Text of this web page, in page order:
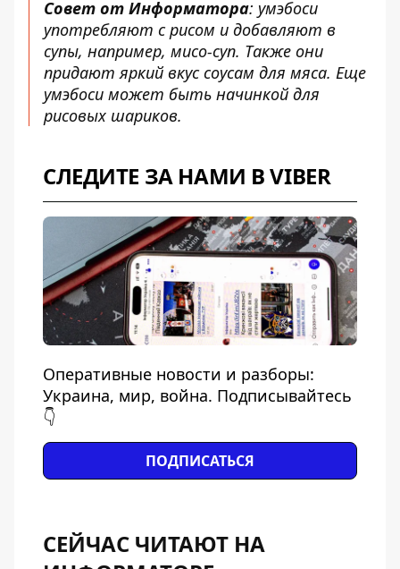
Совет от Информатора: умэбоси
употребляют с рисом и добавляют в
супы, например, мисо-суп. Также они
придают яркий вкус соусам для мяса. Еще
умэбоси может быть начинкой для
рисовых шариков.
СЛЕДИТЕ ЗА НАМИ В VIBER
Оперативные новости и разборы:
Украина, мир, война. Подписывайтесь
👇
ПОДПИСАТЬСЯ
СЕЙЧАС ЧИТАЮТ НА